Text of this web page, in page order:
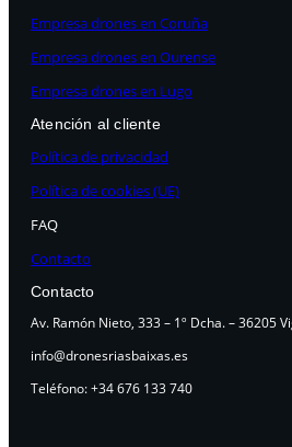
Empresa drones en Coruña
Empresa drones en Ourense
Empresa drones en Lugo
Atención al cliente
Política de privacidad
Política de cookies (UE)
FAQ
Contacto
Contacto
Av. Ramón Nieto, 333 – 1º Dcha. – 36205
info@dronesriasbaixas.es
Teléfono: +34 676 133 740